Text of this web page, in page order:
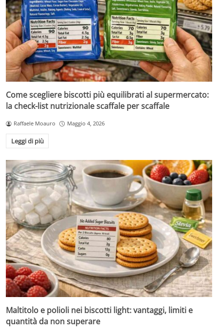
Come scegliere biscotti più equilibrati al supermercato:
la check-list nutrizionale scaffale per scaffale
Raffaele Moauro Maggio 4, 2026
Leggi di più
Maltitolo e polioli nei biscotti light: vantaggi, limiti e
quantità da non superare